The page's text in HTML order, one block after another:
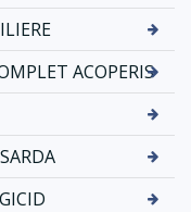
ACOPERIS